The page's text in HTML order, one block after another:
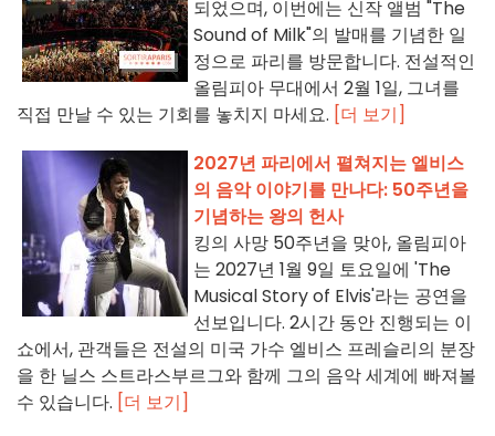
되었으며, 이번에는 신작 앨범 "The
Sound of Milk"의 발매를 기념한 일
정으로 파리를 방문합니다. 전설적인
올림피아 무대에서 2월 1일, 그녀를
직접 만날 수 있는 기회를 놓치지 마세요. [더 보기]
2027년 파리에서 펼쳐지는 엘비스
의 음악 이야기를 만나다: 50주년을
기념하는 왕의 헌사
킹의 사망 50주년을 맞아, 올림피아
는 2027년 1월 9일 토요일에 'The
Musical Story of Elvis'라는 공연을
선보입니다. 2시간 동안 진행되는 이
쇼에서, 관객들은 전설의 미국 가수 엘비스 프레슬리의 분장
을 한 닐스 스트라스부르그와 함께 그의 음악 세계에 빠져볼
수 있습니다. [더 보기]